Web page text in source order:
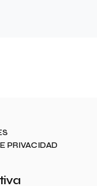
PRIVACIDAD